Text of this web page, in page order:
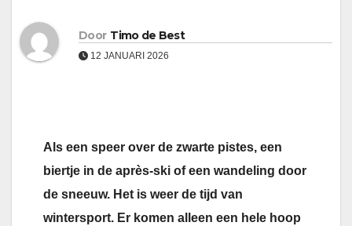
Door Timo de Best
12 JANUARI 2026
Als een speer over de zwarte pistes, een
biertje in de après-ski of een wandeling door
de sneeuw. Het is weer de tijd van
wintersport. Er komen alleen een hele hoop